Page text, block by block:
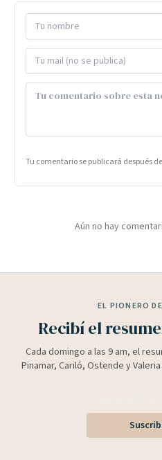
Tu comentario se publicará después
Aún no hay
EL PIONERO
Recibí el
Cada domingo a las 9 am, el
Pinamar, Cariló, Ostende y